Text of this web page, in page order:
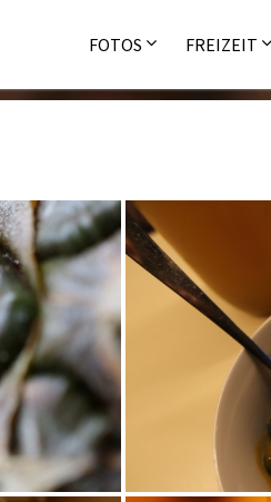
FOTOS FREIZEIT